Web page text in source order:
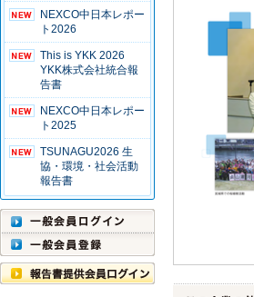
NEXCO中日本レポー
ト2026
This is YKK 2026
YKK株式会社統合報
告書
NEXCO中日本レポー
ト2025
TSUNAGU2026 生
協・環境・社会活動
報告書